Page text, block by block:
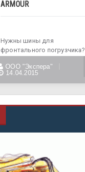
ARMOUR
Нужны шины для
фронтального погрузчика?
техника высокой
ООО "Экспера"
14.04.2015